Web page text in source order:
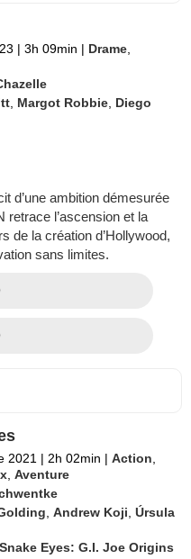
| 3h 09min | Drame
Margot Robbie Diego
d’une ambition démesurée
retrace l’ascension et la
de la création d’Hollywood,
sans limites.
2021 | 2h 02min | Action
,Aventure
,Andrew Koji ,Úrsula
Snake Eyes: G.I. Joe Origins